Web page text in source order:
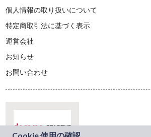
個人情報の取り扱いについて
特定商取引法に基づく表示
運営会社
お知らせ
お問い合わせ